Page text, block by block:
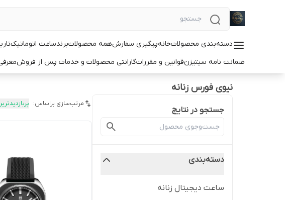
دسته‌بندی محصولاتخانهپیگیری سفارشهمه محصولاتبرندساعت اتوماتیک
ضمانت نامه سیتیزنقوانین و مقرراتگارانتی محصولات و خدمات پس از فروشمعرفی
نیوی فورس زنانه
جستجو در نتایج
دسته‌بندی
ساعت دیجیتال زنانه
مرتب‌سازی براساس: